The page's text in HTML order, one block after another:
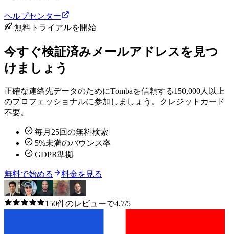
ヘルプセンター
無料トライアルを開始
今すぐ検証済みメールアドレスを見つ
けましょう
正確な連絡先データのためにTombaを信頼する150,000人以上
のプロフェッショナルに参加しましょう。クレジットカード
不要。
毎月25回の無料検索
5%未満のバウンス率
GDPR準拠
無料で始める 料金を見る
150件のレビューで4.7/5